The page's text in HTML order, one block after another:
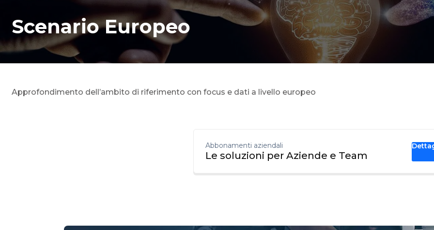
Scenario Europeo
Approfondimento dell’ambito di riferimento con focus e dati a livello europeo
Abbonamenti aziendali
Le soluzioni per Aziende e Team